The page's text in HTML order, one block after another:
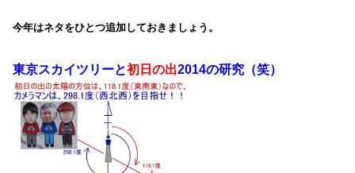
今年はネタをひとつ追加しておきましょう。
東京スカイツリーと初日の出2014の研究（笑）